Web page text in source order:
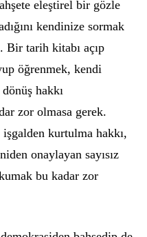
ete eleştirel bir gözle
kendinize sormak
Bir tarih kitabı açıp
öğrenmek, kendi
dönüş hakkı
zor olmasa gerek.
işgalden kurtulma hakkı,
onaylayan sayısız
bu kadar zor